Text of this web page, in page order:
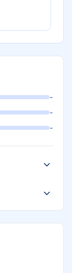
-
-
-